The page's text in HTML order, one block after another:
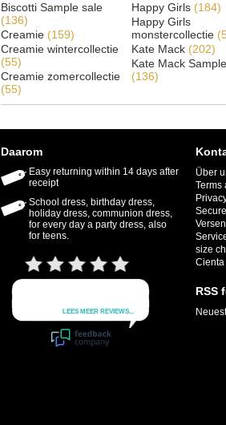
Biscotti Sample sale
(136)
Creamie (159)
Creamie wintercollectie
(55)
Creamie zomercollectie
(55)
Happy Girls (184)
Happy Girls
monstercollectie
Kate Mack (202)
Kate Mack
(136)
Daarom
Easy returning within 14 days after
receipt
School dress, birthday dress,
holiday dress, communion dress,
for every day a party dress, also
for teens.
Über
Terms
size
RSS